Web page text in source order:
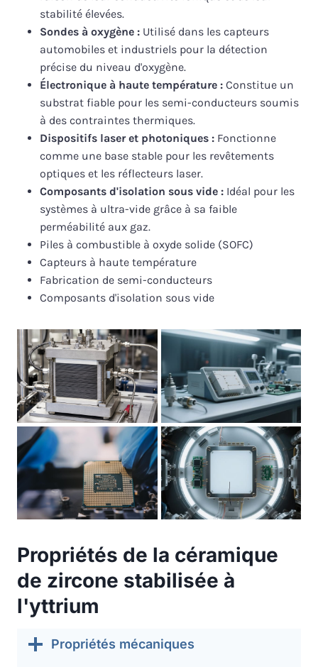
stabilité élevées.
Sondes à oxygène : Utilisé dans les capteurs
automobiles et industriels pour la détection
précise du niveau d'oxygène.
Électronique à haute température : Constitue un
substrat fiable pour les semi-conducteurs soumis
à des contraintes thermiques.
Dispositifs laser et photoniques : Fonctionne
comme une base stable pour les revêtements
optiques et les réflecteurs laser.
Composants d'isolation sous vide : Idéal pour les
systèmes à ultra-vide grâce à sa faible
perméabilité aux gaz.
Piles à combustible à oxyde solide (SOFC)
Capteurs à haute température
Fabrication de semi-conducteurs
Composants d'isolation sous vide
Propriétés de la céramique
de zircone stabilisée à
l'yttrium
Propriétés mécaniques